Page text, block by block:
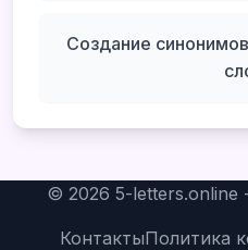
Создание
© 2026 5-letters.online
КонтактыПолитика